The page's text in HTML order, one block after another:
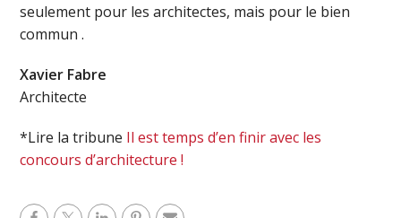
seulement pour les architectes, mais pour le bien
commun .
Xavier Fabre
Architecte
*Lire la tribune Il est temps d’en finir avec les
concours d’architecture !